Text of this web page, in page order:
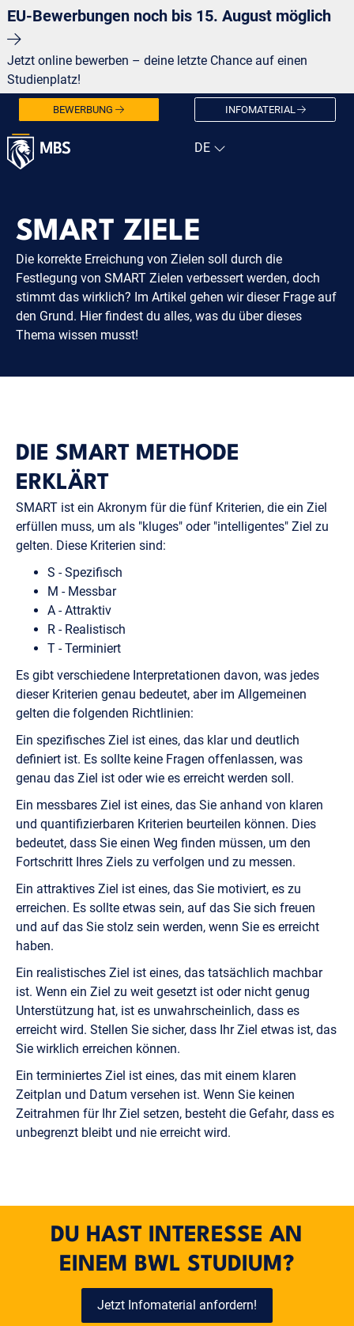
EU-Bewerbungen noch bis 15. August möglich
Jetzt online bewerben – deine letzte Chance auf einen
Studienplatz!
BEWERBUNG INFOMATERIAL
SMART ZIELE
Die korrekte Erreichung von Zielen soll durch die
Festlegung von SMART Zielen verbessert werden, doch
stimmt das wirklich? Im Artikel gehen wir dieser Frage auf
den Grund. Hier findest du alles, was du über dieses
Thema wissen musst!
DIE SMART METHODE
ERKLÄRT
SMART ist ein Akronym für die fünf Kriterien, die ein Ziel
erfüllen muss, um als "kluges" oder "intelligentes" Ziel zu
gelten. Diese Kriterien sind:
S - Spezifisch
M - Messbar
A - Attraktiv
R - Realistisch
T - Terminiert
Es gibt verschiedene Interpretationen davon, was jedes
dieser Kriterien genau bedeutet, aber im Allgemeinen
gelten die folgenden Richtlinien:
Ein spezifisches Ziel ist eines, das klar und deutlich
definiert ist. Es sollte keine Fragen offenlassen, was
genau das Ziel ist oder wie es erreicht werden soll.
Ein messbares Ziel ist eines, das Sie anhand von klaren
und quantifizierbaren Kriterien beurteilen können. Dies
bedeutet, dass Sie einen Weg finden müssen, um den
Fortschritt Ihres Ziels zu verfolgen und zu messen.
Ein attraktives Ziel ist eines, das Sie motiviert, es zu
erreichen. Es sollte etwas sein, auf das Sie sich freuen
und auf das Sie stolz sein werden, wenn Sie es erreicht
haben.
Ein realistisches Ziel ist eines, das tatsächlich machbar
ist. Wenn ein Ziel zu weit gesetzt ist oder nicht genug
Unterstützung hat, ist es unwahrscheinlich, dass es
erreicht wird. Stellen Sie sicher, dass Ihr Ziel etwas ist, das
Sie wirklich erreichen können.
Ein terminiertes Ziel ist eines, das mit einem klaren
Zeitplan und Datum versehen ist. Wenn Sie keinen
Zeitrahmen für Ihr Ziel setzen, besteht die Gefahr, dass es
unbegrenzt bleibt und nie erreicht wird.
DU HAST INTERESSE AN
EINEM BWL STUDIUM?
Jetzt Infomaterial anfordern!